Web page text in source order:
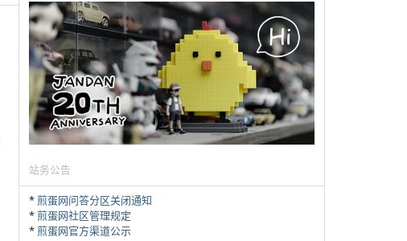
站务公告
*煎蛋网问答分区关闭通知
*煎蛋网社区管理规定
*煎蛋网官方渠道公示